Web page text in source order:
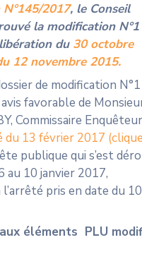
2017, le Conseil
la modification
du 30 octobre
12 novembre 2015.
de modification
avis favorable de
Commissaire Enquêteur
13 février 2017
publique qui s’est
au 10 janvier 2017,
pris en date du 10
éléments PLU